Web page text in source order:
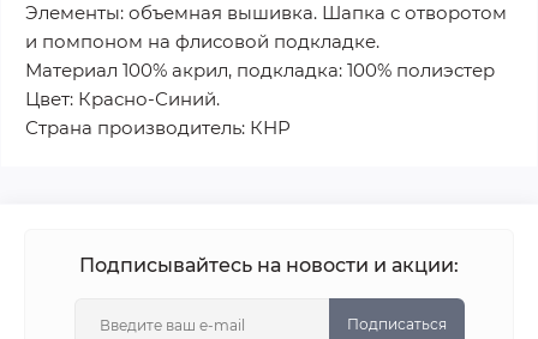
Элементы: объемная вышивка. Шапка с отворотом
и помпоном на флисовой подкладке.
Материал 100% акрил, подкладка: 100% полиэстер
Цвет: Красно-Синий.
Страна производитель: КНР
Подписывайтесь на новости и акции:
Подписаться